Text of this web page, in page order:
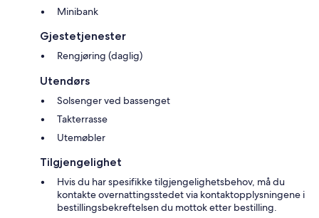
Minibank
Gjestetjenester
Rengjøring (daglig)
Utendørs
Solsenger ved bassenget
Takterrasse
Utemøbler
Tilgjengelighet
Hvis du har spesifikke tilgjengelighetsbehov, må du
kontakte overnattingsstedet via kontaktopplysningene i
bestillingsbekreftelsen du mottok etter bestilling.